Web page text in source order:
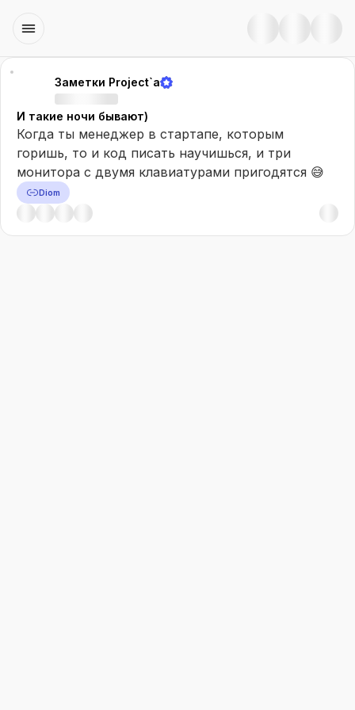
Заметки Project`а
И такие ночи бывают)
Когда ты менеджер в стартапе, которым
горишь, то и код писать научишься, и три
монитора с двумя клавиатурами пригодятся 😅
Diom